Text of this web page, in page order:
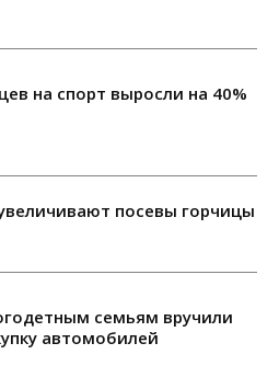
на спорт выросли на 40%
посевы горчицы
семьям вручили
автомобилей